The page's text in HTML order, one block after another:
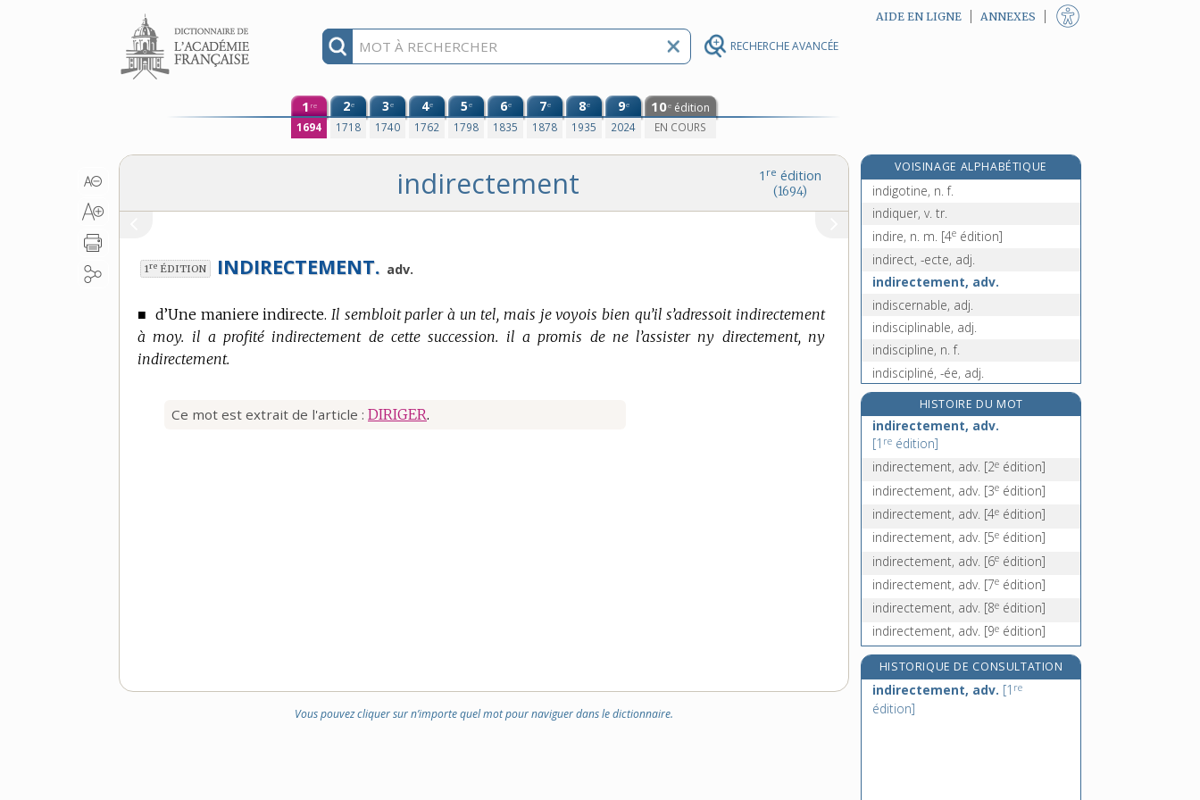
RECHERCHE AVANCÉE
Aller au contenu AIDE EN LIGNE ANNEXES
1 re
1694
2e
1718
3e
1740
4e
1762
5e
1798
6e
1835
7e
1878
8e
1935
9e
2024
10e édition
EN COURS
1 re édition
(1694)
indirectement
1re ÉDITION INDIRECTEMENT. adv.
■d’Une maniere indirecte. Il sembloit parler à un tel, mais je voyois bien qu’il s’adressoit indirectement
à moy. il a profité indirectement de cette succession. il a promis de ne l’assister ny directement, ny
indirectement.
Ce mot est extrait de l'article : DIRIGER.
Vous pouvez cliquer sur n’importe quel mot pour naviguer dans le dictionnaire.
VOISINAGE ALPHABÉTIQUE
indigotier, n. m.
indigotine, n. f.
indiquer, v. tr.
indire, n. m. [4e édition]
indirect, -ecte, adj.
indirectement, adv.
indiscernable, adj.
indisciplinable, adj.
indiscipline, n. f.
indiscipliné, -ée, adj.
indiscret, -ète, adj.
indiscrètement, adv.
indiscrétion, n. f.
indiscutable, adj.
indiscutablement, adv.
HISTOIRE DU MOT
indirectement, adv.
[1 re édition]
indirectement, adv. [2e édition]
indirectement, adv. [3e édition]
indirectement, adv. [4e édition]
indirectement, adv. [5e édition]
indirectement, adv. [6e édition]
indirectement, adv. [7e édition]
indirectement, adv. [8e édition]
indirectement, adv. [9e édition]
HISTORIQUE DE CONSULTATION
indirectement, adv. [1 re
édition]